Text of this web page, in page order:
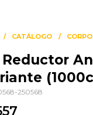
CATÁLOGO
Reductor
250568